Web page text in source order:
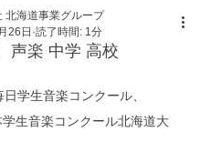
声楽 中学 高校
北海道事業グループ
26日 読了時間: 1分
学生音楽コンクール、
生音楽コンクール北海道大